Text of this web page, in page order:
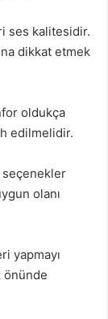
ses kalitesidir.
dikkat etmek
oldukça
edilmelidir.
seçenekler
olanı
yapmayı
önünde